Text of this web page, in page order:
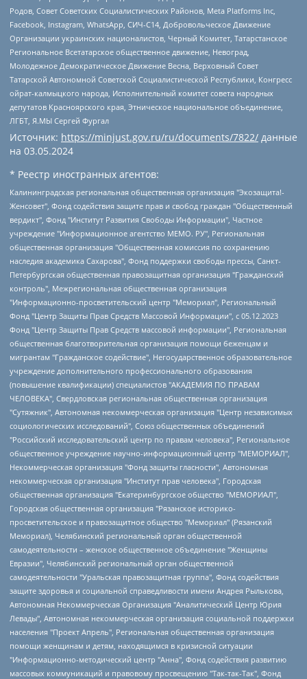
Родов, Совет Советских Социалистических Районов, Meta Platforms Inc,
Facebook, Instagram, WhatsApp, СИЧ-С14, Добровольческое Движение
Организации украинских националистов, Черный Комитет, Татарстанское
Региональное Всетатарское общественное движение, Невоград,
Молодежное Демократическое Движение Весна, Верховный Совет
Татарской Автономной Советской Социалистической Республики, Конгресс
ойрат-калмыцкого народа, Исполнительный комитет совета народных
депутатов Красноярского края, Этническое национальное объединение,
ЛГБТ, Я.МЫ Сергей Фургал
Источник: https://minjust.gov.ru/ru/documents/7822/ данные
на 03.05.2024
* Реестр иностранных агентов:
Калининградская региональная общественная организация "Экозащита!-Женсовет", Фонд содействия защите прав и свобод граждан "Общественный вердикт", Фонд "Институт Развития Свободы Информации", Частное учреждение "Информационное агентство МЕМО. РУ", Региональная общественная организация "Общественная комиссия по сохранению наследия академика Сахарова", Фонд поддержки свободы прессы, Санкт-Петербургская общественная правозащитная организация "Гражданский контроль", Межрегиональная общественная организация "Информационно-просветительский центр "Мемориал", Региональный Фонд "Центр Защиты Прав Средств Массовой Информации", с 05.12.2023 Фонд "Центр Защиты Прав Средств массовой информации", Региональная общественная благотворительная организация помощи беженцам и мигрантам "Гражданское содействие", Негосударственное образовательное учреждение дополнительного профессионального образования (повышение квалификации) специалистов "АКАДЕМИЯ ПО ПРАВАМ ЧЕЛОВЕКА", Свердловская региональная общественная организация "Сутяжник", Автономная некоммерческая организация "Центр независимых социологических исследований", Союз общественных объединений "Российский исследовательский центр по правам человека", Региональное общественное учреждение научно-информационный центр "МЕМОРИАЛ", Некоммерческая организация "Фонд защиты гласности", Автономная некоммерческая организация "Институт прав человека", Городская общественная организация "Екатеринбургское общество "МЕМОРИАЛ", Городская общественная организация "Рязанское историко-просветительское и правозащитное общество "Мемориал" (Рязанский Мемориал), Челябинский региональный орган общественной самодеятельности – женское общественное объединение "Женщины Евразии", Челябинский региональный орган общественной самодеятельности "Уральская правозащитная группа", Фонд содействия защите здоровья и социальной справедливости имени Андрея Рылькова, Автономная Некоммерческая Организация "Аналитический Центр Юрия Левады", Автономная некоммерческая организация социальной поддержки населения "Проект Апрель", Региональная общественная организация помощи женщинам и детям, находящимся в кризисной ситуации "Информационно-методический центр "Анна", Фонд содействия развитию массовых коммуникаций и правовому просвещению "Так-так-Так", Фонд содействия устойчивому развитию "Серебряная тайга", Свердловский региональный общественный фонд социальных проектов "Новое время", "Idel.Реалии", Кавказ.Реалии, Крым.Реалии, Телеканал Настоящее Время, Татаро-башкирская служба Радио Свобода (Azatliq Radiosi), Радио Свободная Европа/Радио Свобода (PCE/PC), "Сибирь.Реалии", "Фактограф", Благотворительный фонд помощи осужденным и их семьям, Автономная некоммерческая организация "Институт глобализации и социальных движений", Фонд "В защиту прав заключенных", Частное учреждение "Центр поддержки и содействия развитию средств массовой информации", Пензенский региональный общественный благотворительный фонд "Гражданский союз", "Север.Реалии", Некоммерческая организация Фонд "Правовая инициатива", Общество с ограниченной ответственностью "Радио Свободная Европа/Радио Свобода", Чешское информационное агентство "MEDIUM-ORIENT", Красноярская региональная общественная организация "Мы против СПИДа", Камалягин Денис Николаевич, Маркелов Сергей Евгеньевич, Пономарев Лев Александрович, Савицкая Людмила Алексеевна, Автономная некоммерческая организация "Центр по работе с проблемой насилия "НАСИЛИЮ.НЕТ", Межрегиональный профессиональный союз работников здравоохранения "Альянс врачей", Юридическое лицо, зарегистрированное в Латвийской Республике, SIA "Medusa Project" (регистрационный номер 40103797863, дата регистрации 10.06.2014), Некоммерческая организация "Фонд по борьбе с коррупцией", Автономная некоммерческая организация "Институт права и публичной политики", Баданин Роман Сергеевич, Гликин Максим Александрович, Железнова Мария Михайловна, Лукьянова Юлия Сергеевна, Маетная Елизавета Витальевна, Маняхин Петр Борисович, Чуракова Ольга Владимировна, Ярош Юлия Петровна, Юридическое лицо "The Insider SIA", зарегистрированное в Риге, Латвийская Республика (дата регистрации 26.06.2015), являющееся администратором доменного имени интернет-издания "The Insider SIA", https://theins.ru, Постернак Алексей Евгеньевич, Рубин Михаил Аркадьевич, Анин Роман Александрович, Юридическое лицо Istories fonds, зарегистрированное в Латвийской Республике (регистрационный номер 50008295751, дата регистрации 24.02.2020), Великовский Дмитрий Александрович, Долинина Ирина Николаевна, Мароховская Алеся Алексеевна, Шлейнов Роман Юрьевич, Шмагун Олеся Валентиновна, Общество с ограниченной ответственностью "Альтаир 2021", Общество с ограниченной ответственностью "Вега 2021", Общество с ограниченной ответственностью "Главный редактор 2021", Общество с ограниченной ответственностью "Ромашки монолит", Важенков Артем Валерьевич, Ивановская областная общественная организация "Центр гендерных исследований", Гурман Юрий Альбертович, Медиапроект "ОВД-Инфо", Егоров Владимир Владимирович, Жилинский Владимир Александрович, Общество с ограниченной ответственностью "ЗП", Иванова София Юрьевна, Карезина Инна Павловна, Кильтау Екатерина Викторовна, Петров Алексей Викторович, Пискунов Сергей Евгеньевич, Смирнов Сергей Сергеевич, Тихонов Михаил Сергеевич, Общество с ограниченной ответственностью "ЖУРНАЛИСТ-ИНОСТРАННЫЙ АГЕНТ", Арапова Галина Юрьевна, Вольтская Татьяна Анатольевна, Американская компания "Mason G.E.S. Anonymous Foundation" (США), являющаяся владельцем интернет-издания https://mnews.world/, Компания "Stichting Bellingcat", зарегистрированная в Нидерландах (дата регистрации 11.07.2018), Захаров Андрей Вячеславович, Клепиковская Екатерина Дмитриевна, Общество с ограниченной ответственностью "МЕМО", Перл Роман Александрович, Симонов Евгений Алексеевич, Соловьева Елена Анатольевна, Сотников Даниил Владимирович, Сурначева Елизавета Дмитриевна, Автономная некоммерческая организация по защите прав человека и информированию населения "Якутия – Наше Мнение", Общество с ограниченной ответственностью "Москоу диджитал медиа", с 26.01.2023 Общество с ограниченной ответственностью "Чайка Белые сады", Ветошкина Валерия Валерьевна, Заговора Максим Александрович, Межрегиональное общественное движение "Российская ЛГБТ - сеть", Оленичев Максим Владимирович, Павлов Иван Юрьевич, Скворцова Елена Сергеевна, Общество с ограниченной ответственностью "Как бы инагент", Кочетков Игорь Викторович, Общество с ограниченной ответственностью "Честные выборы", Еланчик Олег Александрович, Общество с ограниченной ответственностью "Нобелевский призыв", Гималова Регина Эмилевна, Григорьев Андрей Валерьевич, Григорьева Алина Александровна, Ассоциация по содействию защите прав призывников, альтернативнослужащих и военнослужащих "Правозащитная группа "Гражданин.Армия.Право", Хисамова Регина Фаритовна, Автономная некоммерческая организация по реализации социально-правовых программ "Лилит", Дальневосточное общественное движение "Маяк", Санкт-Петербургская ЛГБТ-инициативная группа "Выход", Инициативная группа ЛГБТ+ "Реверс", Алексеев Андрей Викторович, Бекбулатова Таисия Львовна, Беляев Иван Михайлович, Владыкина Елена Сергеевна, Гельман Марат Александрович, Никульшина Вероника Юрьевна, Толоконникова Надежда Андреевна, Шендерович Виктор Анатольевич, Общество с ограниченной ответственностью "Данное сообщение", Общество с ограниченной ответственностью Издательский дом "Новая глава", Айнбиндер Александра Александровна, Московский комьюнити-центр для ЛГБТ+инициатив, Благотворительный фонд развития филантропии, Deutsche Welle (Германия, Kurt-Schumacher-Strasse 3, 53113 Bonn), Борзунова Мария Михайловна, Воробьев Виктор Викторович, Голубева Анна Львовна, Константинова Алла Михайловна, Малкова Ирина Владимировна, Мурадов Мурад Абдулгалимович, Осетинская Елизавета Николаевна, Понасенков Евгений Николаевич, Ганапольский Матвей Юрьевич, Киселев Евгений Алексеевич, Борухович Ирина Григорьевна, Дремин Иван Тимофеевич, Дубровский Дмитрий Викторович, Красноярская региональная общественная организация поддержки и развития альтернативных образовательных технологий и межкультурных коммуникаций "ИНТЕРРА", Маяковская Екатерина Алексеевна, Фейгин Марк Захарович, Филимонов Андрей Викторович, Дзугкоева Регина Николаевна, Доброхотов Роман Александрович, Дудь Юрий Александрович, Елкин Сергей Владимирович, Кругликов Кирилл Игоревич, Сабунаева Мария Леонидовна, Семенов Алексей Владимирович, Шаинян Карен Багратович, Шульман Екатерина Михайловна, Асафьев Артур Валерьевич, Вахштайн Виктор Семенович, Венедиктов Алексей Алексеевич, Лушникова Екатерина Евгеньевна, Волков Леонид Михайлович, Невзоров Александр Глебович, Пархоменко Сергей Борисович, Сироткин Ярослав Николаевич, Кара-Мурза Владимир Владимирович, Баранова Наталья Владимировна, Гозман Леонид Яковлевич, Кагарлицкий Борис Юльевич, Климарев Михаил Валерьевич, Милов Владимир Станиславович, Автономная некоммерческая организация Краснодарский центр современного искусства "Типография", Моргенштерн Алишер Тагирович, Соболь Любовь Эдуардовна, Общество с ограниченной ответственностью "ЛИЗА НОРМ", Каспаров Гарри Кимович, Ходорковский Михаил Борисович, Общество с ограниченной ответственностью "Апрельские тезисы", Данилович Ирина Брониславовна, Кашин Олег Владимирович, Петров Николай Владимирович, Пивоваров Алексей Владимирович, Соколов Михаил Владимирович, Цветкова Юлия Владимировна, Чичваркин Евгений Александрович, Комитет против пыток/Команда против пыток, Общество с ограниченной ответственностью "Первый научный", Общество с ограниченной ответственностью "Вертолет и ко", Белоцерковская Вероника Борисовна, Кац Максим Евгеньевич, Лазарева Татьяна Юрьевна, Шаведдинов Руслан Табризович, Яшин Илья Валерьевич, Общество с ограниченной ответственностью "Иноагент ААВ", Алешковский Дмитрий Петрович, Альбац Евгения Марковна, Быков Дмитрий Львович, Галямина Юлия Евгеньевна, Лойко Сергей Леонидович, Мартынов Кирилл Константинович, Медведев Сергей Александрович, Крашенинников Федор Геннадиевич, Гордеева Катерина Вл